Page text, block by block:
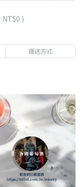
NT$0 )
運送方式